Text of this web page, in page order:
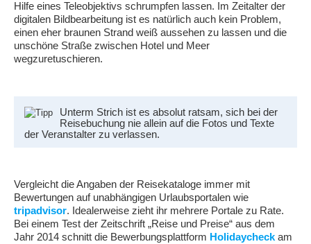
Hilfe eines Teleobjektivs schrumpfen lassen. Im Zeitalter der
digitalen Bildbearbeitung ist es natürlich auch kein Problem,
einen eher braunen Strand weiß aussehen zu lassen und die
unschöne Straße zwischen Hotel und Meer
wegzuretuschieren.
Unterm Strich ist es absolut ratsam, sich bei der
Reisebuchung nie allein auf die Fotos und Texte
der Veranstalter zu verlassen.
Vergleicht die Angaben der Reisekataloge immer mit
Bewertungen auf unabhängigen Urlaubsportalen wie
tripadvisor. Idealerweise zieht ihr mehrere Portale zu Rate.
Bei einem Test der Zeitschrift „Reise und Preise“ aus dem
Jahr 2014 schnitt die Bewerbungsplattform Holidaycheck am